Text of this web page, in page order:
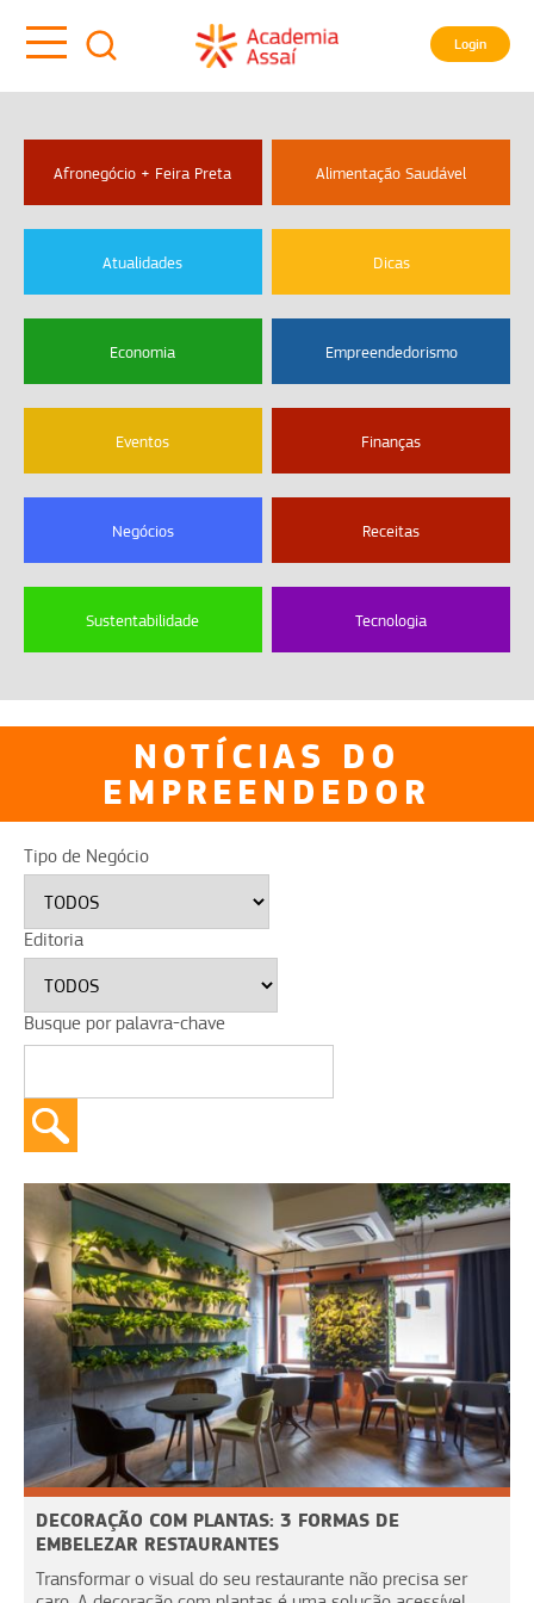
Login
Afronegócio + Feira Preta Alimentação Saudável
Atualidades Dicas
Economia Empreendedorismo
Eventos Finanças
Negócios Receitas
Sustentabilidade Tecnologia
NOTÍCIAS DO
EMPREENDEDOR
Tipo de Negócio
Editoria
Busque por palavra-chave
DECORAÇÃO COM PLANTAS: 3 FORMAS DE
EMBELEZAR RESTAURANTES
Transformar o visual do seu restaurante não precisa ser